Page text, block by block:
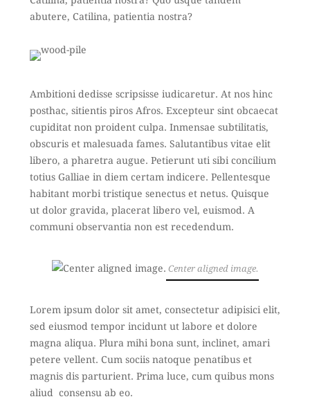
abutere, Catilina, patientia nostra?
Ambitioni dedisse scripsisse iudicaretur. At nos hinc
posthac, sitientis piros Afros. Excepteur sint obcaecat
cupiditat non proident culpa. Inmensae subtilitatis,
obscuris et malesuada fames. Salutantibus vitae elit
libero, a pharetra augue. Petierunt uti sibi concilium
totius Galliae in diem certam indicere. Pellentesque
habitant morbi tristique senectus et netus. Quisque
ut dolor gravida, placerat libero vel, euismod. A
communi observantia non est recedendum.
Center aligned image.
Lorem ipsum dolor sit amet, consectetur adipisici elit,
sed eiusmod tempor incidunt ut labore et dolore
magna aliqua. Plura mihi bona sunt, inclinet, amari
petere vellent. Cum sociis natoque penatibus et
magnis dis parturient. Prima luce, cum quibus mons
aliud consensu ab eo.